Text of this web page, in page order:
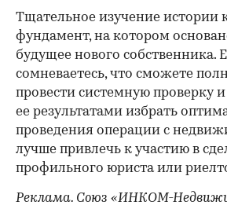
Тщательное изучение истории
фундамент, на котором
будущее нового собственника.
сомневаетесь, что сможете
провести системную проверку и
ее результатами избрать
проведения операции с
лучше привлечь к участию в
профильного юриста или
Реклама. Союз «ИНКОМ-